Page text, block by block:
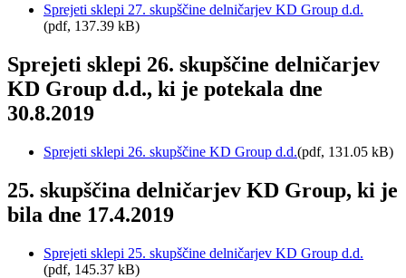
Sprejeti sklepi 27. skupščine delničarjev KD Group d.d.
(pdf, 137.39 kB)
Sprejeti sklepi 26. skupščine delničarjev
KD Group d.d., ki je potekala dne
30.8.2019
Sprejeti sklepi 26. skupščine KD Group d.d.(pdf, 131.05 kB)
25. skupščina delničarjev KD Group, ki je
bila dne 17.4.2019
Sprejeti sklepi 25. skupščine delničarjev KD Group d.d.
(pdf, 145.37 kB)